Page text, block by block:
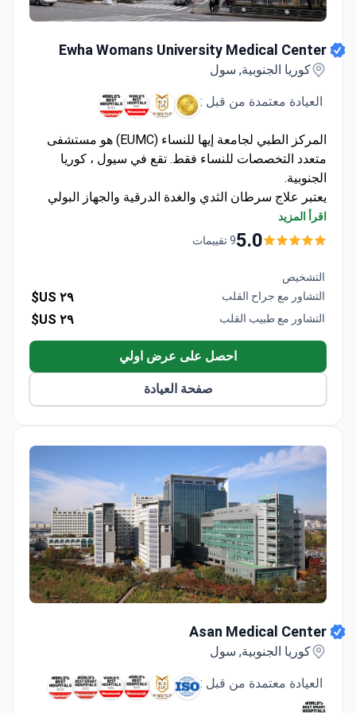
Ewha Womans University Medical Center
كوريا الجنوبية, سول
العيادة معتمدة من قبل :
المركز الطبي لجامعة إيها للنساء (EUMC) هو مستشفى
متعدد التخصصات للنساء فقط. تقع في سيول ، كوريا
الجنوبية.
يعتبر علاج سرطان الثدي والغدة الدرقية والجهاز البولي
التناسلي واستبدال المفاصل من أهم تخصصات العيادة.
يركز أطباء Ewha على النتائج الجمالية للإجراءات. يجرون
تظهر الندوب على المرأة.
يختار المرضى من أوروبا وروسيا والصين والإمارات العربية
المتحدة مركز Ewha الطبي كل عام.
اقرأ المزيد
5.09 تقييمات
التشخيص
التشاور مع جراح القلب
٢٩ US$
التشاور مع طبيب القلب ٢٩ US$
احصل على عرض اولي
صفحة العيادة
Asan Medical Center
كوريا الجنوبية, سول
العيادة معتمدة من قبل :